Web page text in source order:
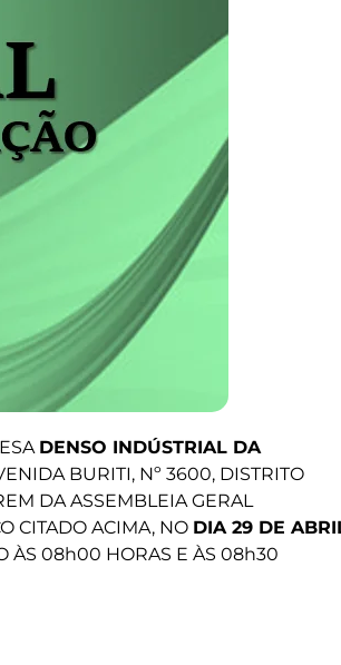
DENSO INDÚSTRIAL DA
BURITI, Nº 3600, DISTRITO
DA ASSEMBLEIA GERAL
CITADO ACIMA, NO DIA 29 DE
ÀS 08h00 HORAS E ÀS 08h30